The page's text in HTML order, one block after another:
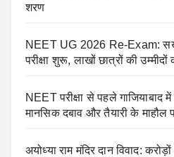
शरण
NEET UG 2026 Re-Exam: सख्त
परीक्षा शुरू, लाखों छात्रों की उम्मीदों
NEET परीक्षा से पहले गाजियाबाद
मानसिक दबाव और तैयारी के माहौल
अयोध्या राम मंदिर दान विवाद: